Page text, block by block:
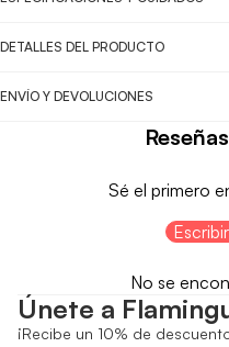
DETALLES DEL PRODUCTO
ENVÍO Y DEVOLUCIONES
Sé el primero
No se
Únete a
¡Recibe un 10% de